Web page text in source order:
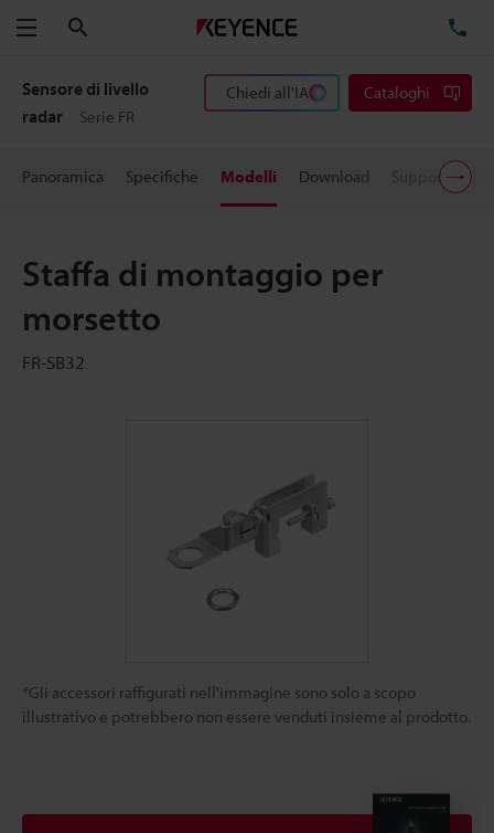
Menu
Sensore di livello
radar
Serie FR
Chiedi all'IA Cataloghi
Panoramica Specifiche Modelli Download Supporto
Staffa di montaggio per
morsetto
FR-SB32
*Gli accessori raffigurati nell'immagine sono solo a scopo
illustrativo e potrebbero non essere venduti insieme al prodotto.